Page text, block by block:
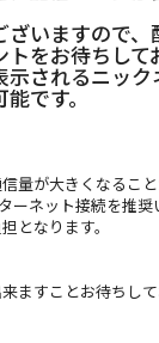
ざいますので
をお待ちして
されるニッ
です。
量が大きくなるこ
ーネット接続を推奨
となります。
ますことお待ちして